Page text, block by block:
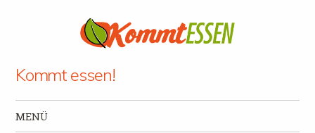
Kommt essen!
MENÜ